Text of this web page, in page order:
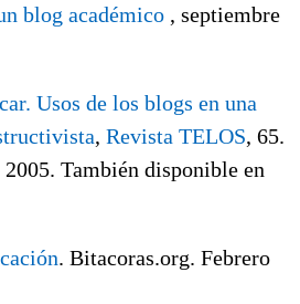
blog académico , septiembre
Usos de los blogs en una
, Revista TELOS, 65.
También disponible en
. Bitacoras.org. Febrero